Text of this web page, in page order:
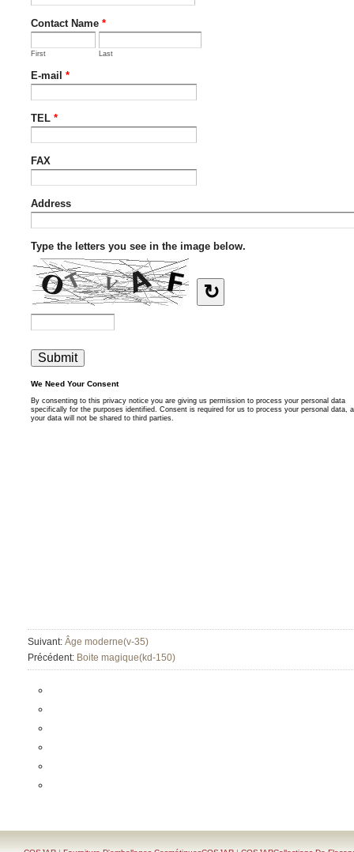
Suivant: Âge moderne(v-35)
Précédent: Boite magique(kd-150)